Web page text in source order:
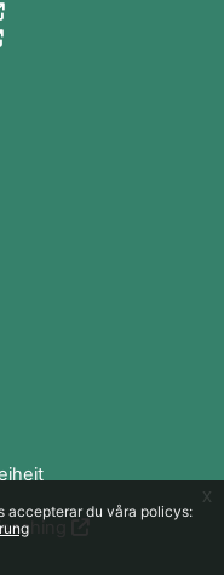
accepterar du våra policys:
x